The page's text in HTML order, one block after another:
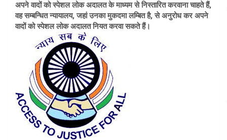
अपने वादों को स्पेशल लोक अदालत के माध्यम से निस्तारित करवाना चाहते हैं,
वह सम्बन्धित न्यायालय, जहां उनका मुकदमा लम्बित है, से अनुरोध कर अपने
वादों को स्पेशल लोक अदालत नियत करवा सकते हैं।